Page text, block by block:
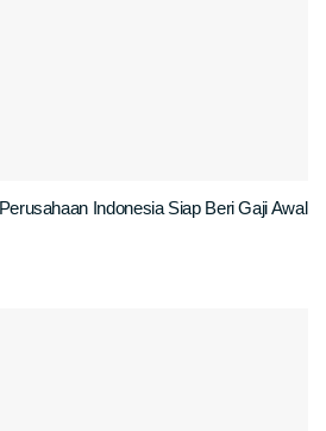
Indonesia Siap Beri Gaji Awal